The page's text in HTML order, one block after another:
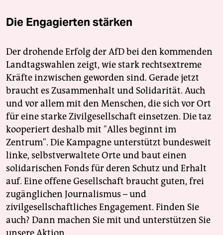
Die Engagierten stärken
Der drohende Erfolg der AfD bei den kommenden
Landtagswahlen zeigt, wie stark rechtsextreme
Kräfte inzwischen geworden sind. Gerade jetzt
braucht es Zusammenhalt und Solidarität. Auch
und vor allem mit den Menschen, die sich vor Ort
für eine starke Zivilgesellschaft einsetzen. Die taz
kooperiert deshalb mit "Alles beginnt im
Zentrum". Die Kampagne unterstützt bundesweit
linke, selbstverwaltete Orte und baut einen
solidarischen Fonds für deren Schutz und Erhalt
auf. Eine offene Gesellschaft braucht guten, frei
zugänglichen Journalismus – und
zivilgesellschaftliches Engagement. Finden Sie
auch? Dann machen Sie mit und unterstützen Sie